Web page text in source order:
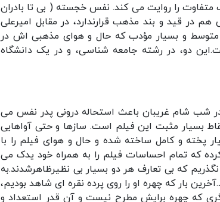
را روایت می کند. نفس خجسته ( بی تا بادران
در قید و بند مذهب قرارندارد، در مقابل امیرعلی
و بسیار مؤدب که حال و هوای مذهبی اش در
دو، در رشته جامعه شناسی، و در یک دانشگاه
شب شام غریبان باعث استحاله درونی پدر نفس می
بسیار مثبت این فیلم است. سازها و حتی آواهایی
پخته و کامل ساخته شده و حال و هوای فیلم را با
که تمام احساسات فیلم را به همراه خود یدک می
که بی تعارف هر دو بسیار بی نظیرظاهرشدند.به
بار که چهره او را روی پرده نقره ای شاهد بودیم،
که چهره برایش مطرح نیست و آن قدر استعداد و